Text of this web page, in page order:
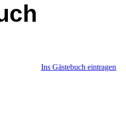
Ins Gästebuch eintragen